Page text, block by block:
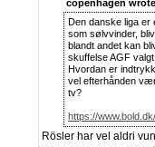
copenhagen
Den danske liga er
som sølvvinder,
blandt andet kan
skuffelse AGF
Hvordan er
vel efterhånden
tv?
https://
Rösler har vel aldri